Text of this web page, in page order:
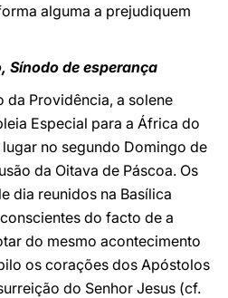
alguma a prejudiquem
Sínodo de esperança
da Providência, a solene
Especial para a África do
no segundo Domingo de
da Oitava de Páscoa. Os
dia reunidos na Basílica
do facto de a
do mesmo acontecimento
os corações dos Apóstolos
do Senhor Jesus (cf.